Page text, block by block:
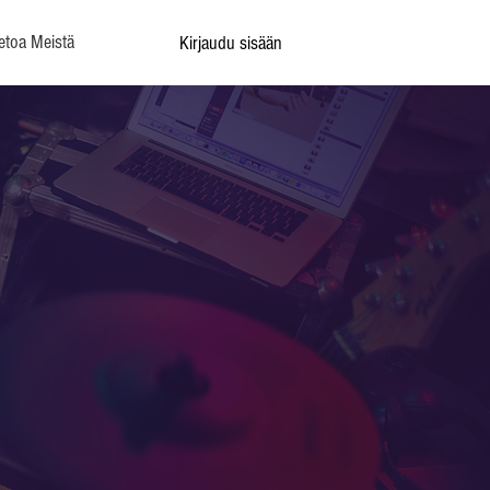
Meistä Kirjaudu sisään